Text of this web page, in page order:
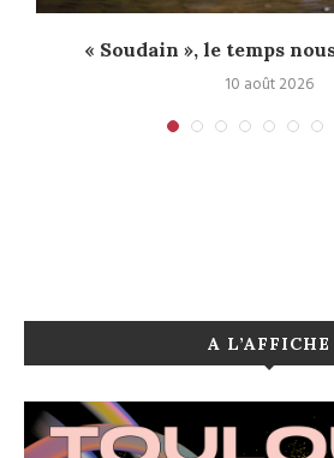
« Soudain », le temps
10 août 2026
A L’AFFICHE